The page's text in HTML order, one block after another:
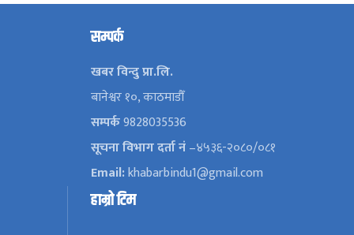
सम्पर्क
खबर विन्दु प्रा.लि.
बानेश्वर १०, काठमाडौँ
सम्पर्क9828035536
सूचना विभाग दर्ता नं–४५३६-२०८०/०८१
Email:khabarbindu1@gmail.com
हाम्रो टिम